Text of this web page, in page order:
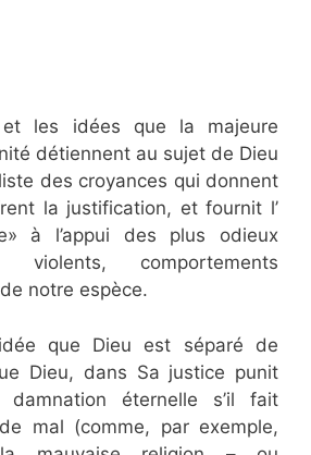
et les idées que la majeure
détiennent au sujet de Dieu
des croyances qui donnent
la justification, et fournit l’
à l’appui des plus odieux
violents, comportements
notre espèce.
que Dieu est séparé de
Dieu, dans Sa justice punit
damnation éternelle s’il fait
mal (comme, par exemple,